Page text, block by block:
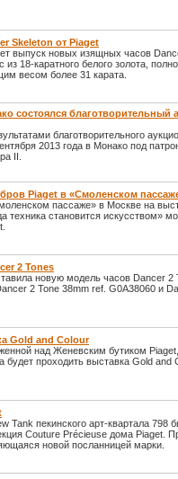
Skeleton от Piaget
выпуск новых изящных часов
18-каратного белого золота,
весом более 31 карата.
состоялся благотворительный
благотворительного
2013 года в Монако под
II.
Piaget в «Смоленском
пассаже» в Москве на
техника становится искусством»
2 Tones
новую модель часов Dancer 2
2 Tone 38mm ref. G0A38060 и
Gold and Сolour
над Женевским бутиком
будет проходить выставка Gold and
Tank пекинского арт-квартала 798
Couture Précieuse дома Piaget.
новой посланницей марки.